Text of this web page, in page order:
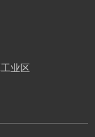
业区